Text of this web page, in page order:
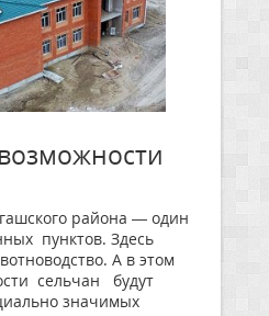
района — один
пунктов. Здесь
А в этом
сельчан будут
значимых